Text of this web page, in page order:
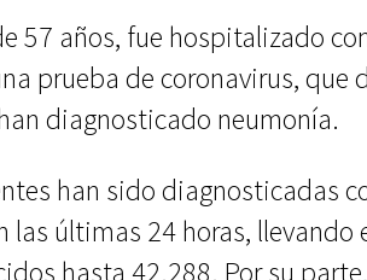
57 años, fue hospitalizado
prueba de coronavirus, que
diagnosticado neumonía.
han sido diagnosticadas
las últimas 24 horas, llevando
hasta 42.288. Por su